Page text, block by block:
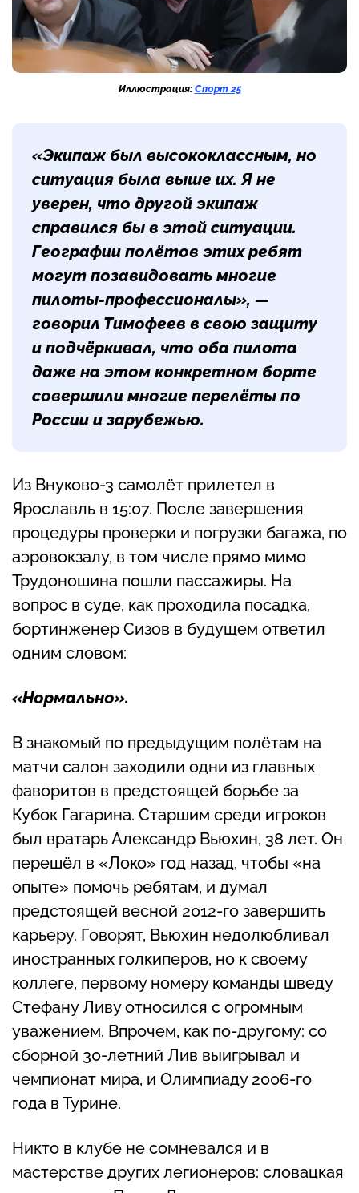
Иллюстрация: Спорт 25
«Экипаж был высококлассным, но
ситуация была выше их. Я не
уверен, что другой экипаж
справился бы в этой ситуации.
Географии полётов этих ребят
могут позавидовать многие
пилоты-профессионалы», —
говорил Тимофеев в свою защиту
и подчёркивал, что оба пилота
даже на этом конкретном борте
совершили многие перелёты по
России и зарубежью.
Из Внуково-3 самолёт прилетел в
Ярославль в 15:07. После завершения
процедуры проверки и погрузки багажа, по
аэровокзалу, в том числе прямо мимо
Трудоношина пошли пассажиры. На
вопрос в суде, как проходила посадка,
бортинженер Сизов в будущем ответил
одним словом:
«Нормально».
В знакомый по предыдущим полётам на
матчи салон заходили одни из главных
фаворитов в предстоящей борьбе за
Кубок Гагарина. Старшим среди игроков
был вратарь Александр Вьюхин, 38 лет. Он
перешёл в «Локо» год назад, чтобы «на
опыте» помочь ребятам, и думал
предстоящей весной 2012-го завершить
карьеру. Говорят, Вьюхин недолюбливал
иностранных голкиперов, но к своему
коллеге, первому номеру команды шведу
Стефану Ливу относился с огромным
уважением. Впрочем, как по-другому: со
сборной 30-летний Лив выигрывал и
чемпионат мира, и Олимпиаду 2006-го
года в Турине.
Никто в клубе не сомневался и в
мастерстве других легионеров: словацкая